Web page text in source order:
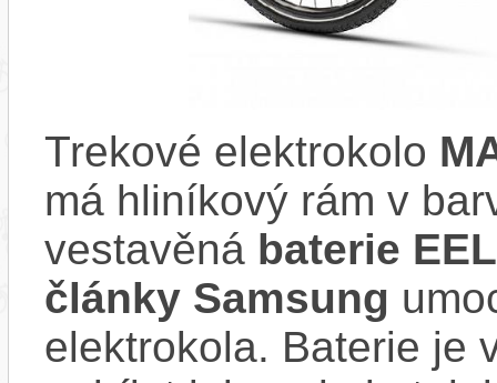
Trekové elektrokolo
má hliníkový rám v
vestavěná baterie
články Samsung
elektrokola. Baterie je